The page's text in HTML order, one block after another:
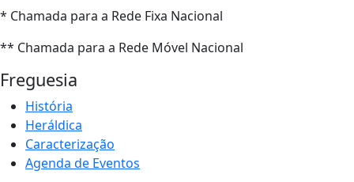
* Chamada para a Rede Fixa Nacional
** Chamada para a Rede Móvel Nacional
Freguesia
História
Heráldica
Caracterização
Agenda de Eventos